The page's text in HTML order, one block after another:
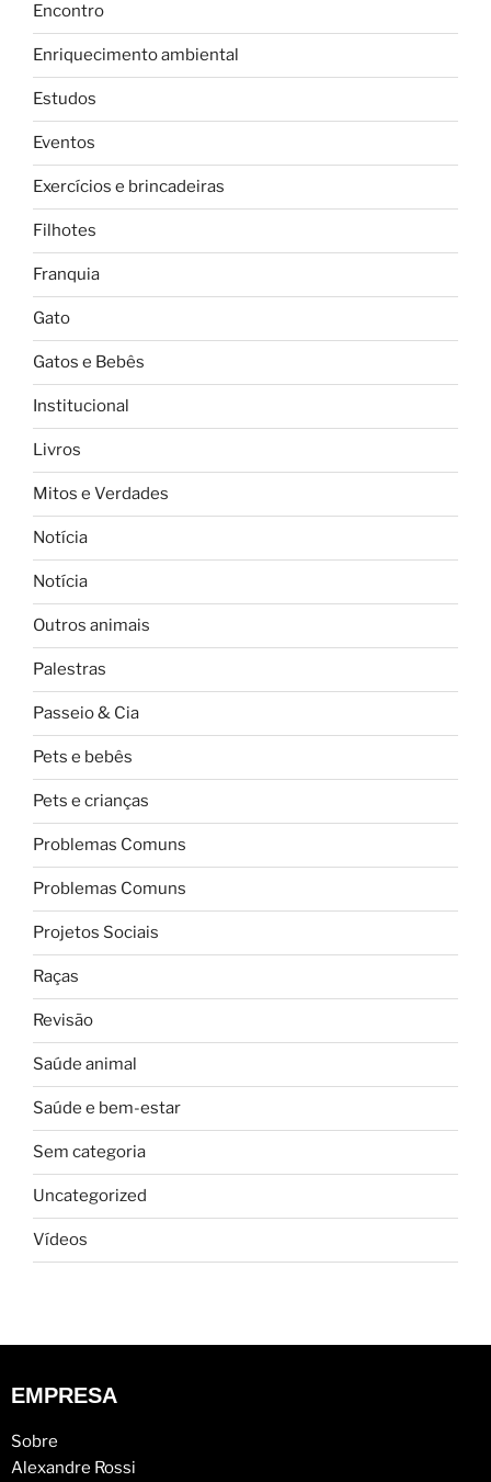
Encontro
Enriquecimento ambiental
Estudos
Eventos
Exercícios e brincadeiras
Filhotes
Franquia
Gato
Gatos e Bebês
Institucional
Livros
Mitos e Verdades
Notícia
Notícia
Outros animais
Palestras
Passeio & Cia
Pets e bebês
Pets e crianças
Problemas Comuns
Problemas Comuns
Projetos Sociais
Raças
Revisão
Saúde animal
Saúde e bem-estar
Sem categoria
Uncategorized
Vídeos
EMPRESA
Sobre
Alexandre Rossi